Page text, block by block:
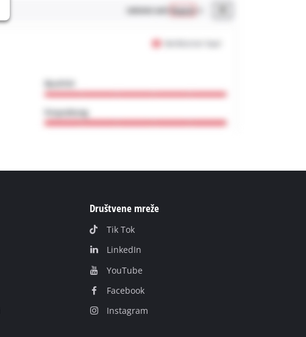
Društvene mreže
Tik Tok
LinkedIn
YouТube
Facebook
Instagram